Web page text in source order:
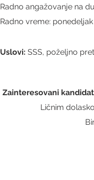
Radno angažovanje na
Radno vreme:
Uslovi: SSS, poželjno
Zainteresovani
Ličnim